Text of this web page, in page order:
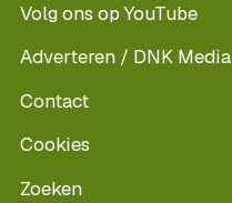
Volg ons op YouTube
Adverteren / DNK Media
Contact
Cookies
Zoeken